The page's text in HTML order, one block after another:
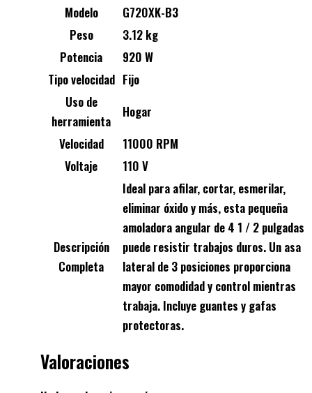
Modelo
G720XK-B3
Peso
3.12 kg
Potencia
920 W
Tipo velocidad Fijo
Uso de
herramienta
Hogar
Velocidad
11000 RPM
Voltaje
110 V
Descripción
Completa
Ideal para afilar, cortar, esmerilar,
eliminar óxido y más, esta pequeña
amoladora angular de 4 1 / 2 pulgadas
puede resistir trabajos duros. Un asa
lateral de 3 posiciones proporciona
mayor comodidad y control mientras
trabaja. Incluye guantes y gafas
protectoras.
Valoraciones